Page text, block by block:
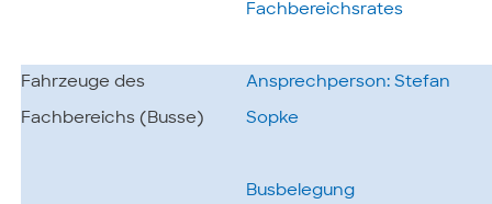
Fachbereichsrates
Fahrzeuge des
Fachbereichs (Busse)
Ansprechperson: Stefan
Sopke
Busbelegung